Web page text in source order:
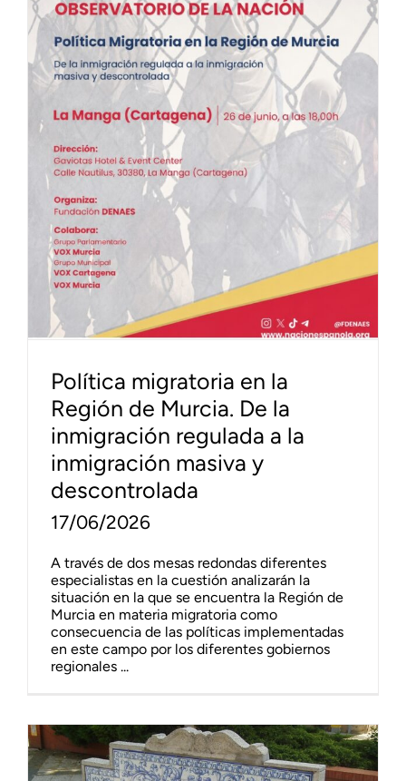
Política migratoria en la
Región de Murcia. De la
inmigración regulada a la
inmigración masiva y
descontrolada
17/06/2026
A través de dos mesas redondas diferentes
especialistas en la cuestión analizarán la
situación en la que se encuentra la Región de
Murcia en materia migratoria como
consecuencia de las políticas implementadas
en este campo por los diferentes gobiernos
regionales ...